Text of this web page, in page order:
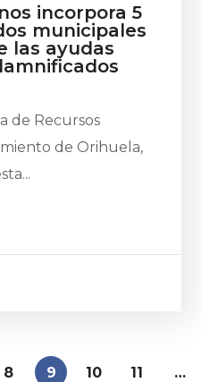
incorpora 5
municipales
las ayudas
de Recursos
de Orihuela,
8 9 10 11 …